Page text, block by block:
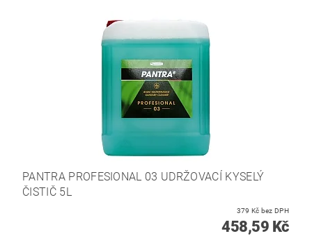
PANTRA PROFESIONAL 03 UDRŽOVACÍ KYSELÝ
ČISTIČ 5L
379 Kč bez DPH
458,59 Kč